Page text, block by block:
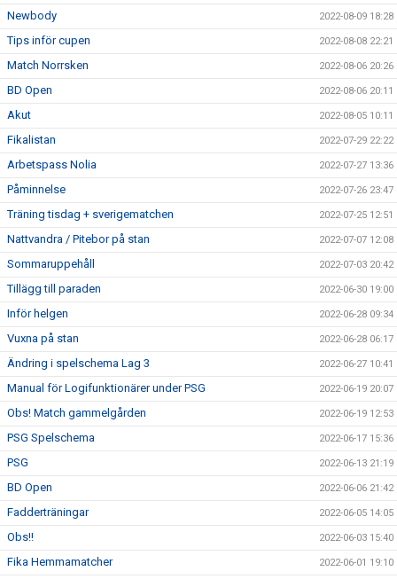
Newbody 2022-08-09 18:28
Tips inför cupen 2022-08-08 22:21
Match Norrsken 2022-08-06 20:26
BD Open 2022-08-06 20:11
Akut 2022-08-05 10:11
Fikalistan 2022-07-29 22:22
Arbetspass Nolia 2022-07-27 13:36
Påminnelse 2022-07-26 23:47
Träning tisdag + sverigematchen 2022-07-25 12:51
Nattvandra / Pitebor på stan 2022-07-07 12:08
Sommaruppehåll 2022-07-03 20:42
Tillägg till paraden 2022-06-30 19:00
Inför helgen 2022-06-28 09:34
Vuxna på stan 2022-06-28 06:17
Ändring i spelschema Lag 3 2022-06-27 10:41
Manual för Logifunktionärer under PSG 2022-06-19 20:07
Obs! Match gammelgården 2022-06-19 12:53
PSG Spelschema 2022-06-17 15:36
PSG 2022-06-13 21:19
BD Open 2022-06-06 21:42
Fadderträningar 2022-06-05 14:05
Obs!! 2022-06-03 15:40
Fika Hemmamatcher 2022-06-01 19:10